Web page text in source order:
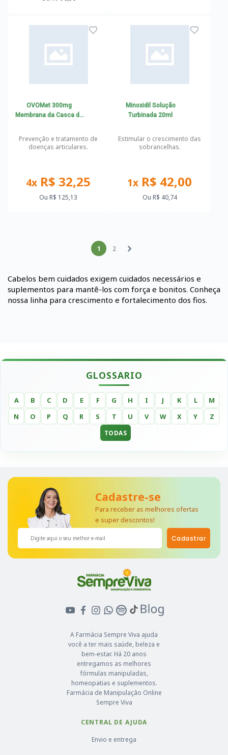
OVOMet 300mg
Membrana da Casca do
das Articulações,
Prevenção e tratamento de
doenças articulares.
4x R$ 32,25
Ou R$ 125,13
Minoxidil Solução
Turbinada 20ml
Estimular o crescimento das
sobrancelhas.
1x R$ 42,00
Ou R$ 40,74
1 2
Cabelos bem cuidados exigem cuidados necessários e
suplementos para mantê-los com força e bonitos. Conheça
nossa linha para crescimento e fortalecimento dos fios.
GLOSSARIO
A B C D E F G H I J K L
M
N
O P Q R S T U V W X Y Z
TODAS
A Farmácia Sempre Viva ajuda
você a ter mais saúde, beleza e
bem-estar. Há 20 anos
entregamos as melhores
fórmulas manipuladas,
homeopatias e suplementos.
Farmácia de Manipulação Online
Sempre Viva
CENTRAL DE AJUDA
Envio e entrega
Cadastre-se
Para receber as melhores ofertas
e super descontos!
Cadastrar